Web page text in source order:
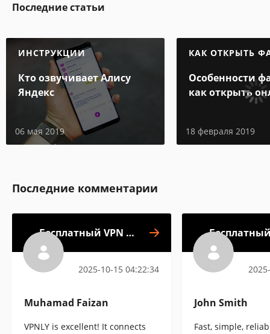
Последние статьи
ИНСТРУКЦИИ
Кто озвучивает Алису
Яндекс
06 мая 2019
КАК ОТКРЫТЬ
Особенности
как открыть
компьютере
18 февраля 2019
Последние комментарии
Бесплатный VPN от
2025-10-15 04:22:34
Muhamad Faizan
VPNLY is excellent! It connects
Бесплатный
John Smith
Fast, simple,